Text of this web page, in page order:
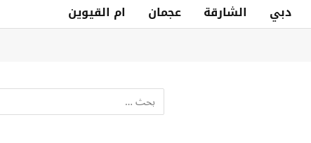
دبي الشارقة عجمان ام القيوين